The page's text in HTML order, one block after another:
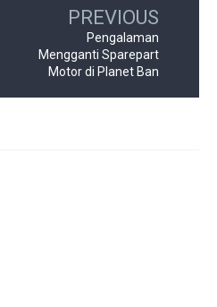
PREVIOUS
Pengalaman
Mengganti Sparepart
Motor di Planet Ban